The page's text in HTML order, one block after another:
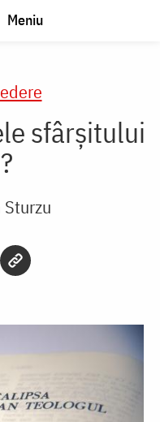
Meniu
sfârșitului
Sturzu